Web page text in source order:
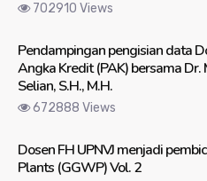
702910 Views
Pendampingan pengisian data
Angka Kredit (PAK) bersama
Selian, S.H., M.H.
672888 Views
Dosen FH UPNVJ menjadi
Plants (GGWP) Vol. 2